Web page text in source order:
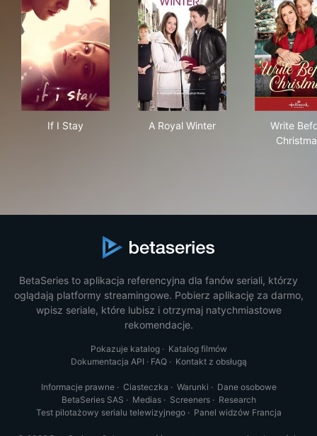
If I Stay A Royal Winter
Write
BetaSeries to aplikacja referencyjna dla fanów seriali, którzy
oglądają platformy streamingowe. Pobierz aplikację za darmo,
wpisz seriale, które lubisz i otrzymaj natychmiastowe
rekomendacje.
Pokazuje katalog· Katalog filmów
Dokumentacja API · FAQ· Kontakt z obsługą
Informacje prawne· Ciasteczka · Warunki · Dane osobowe
BetaSeries SAS · Medias· Screeners· Research
Test pilotażowy serialu telewizyjnego· Panel widzów Francja